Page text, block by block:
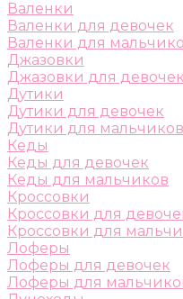
Валенки
Валенки для девочек
Валенки для
Джазовки
Джазовки для девочек
Дутики
Дутики для девочек
Дутики для мальчиков
Кеды
Кеды для девочек
Кеды для мальчиков
Кроссовки
Кроссовки для
Кроссовки для
Лоферы
Лоферы для девочек
Лоферы для